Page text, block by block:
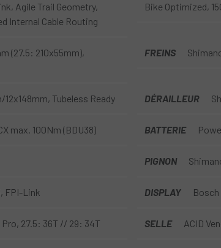
Agile Trail Geometry,
Internal Cable Routing
Bike Optimized,
(27.5: 210x55mm),
FREINS
12x148mm, Tubeless Ready DÉRAILLEUR
max. 100Nm (BDU38) BATTERIE
PIGNON
FPI-Link DISPLAY
Pro, 27.5: 36T // 29: 34T SELLE ACID